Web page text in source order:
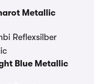
Metallic
Blue Metallic